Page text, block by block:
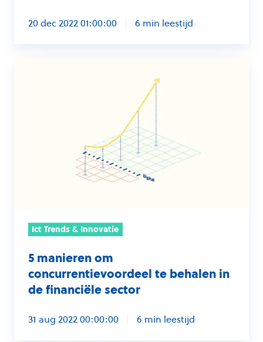
20 dec 2022 01:00:00 6 min leestijd
Ict Trends & Innovatie
5 manieren om
concurrentievoordeel te behalen in
de financiële sector
31 aug 2022 00:00:00 6 min leestijd